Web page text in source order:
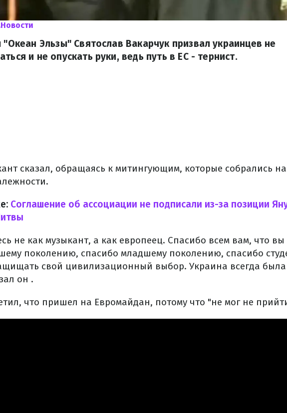
Эльзы" Святослав Вакарчук призвал украинцев не
и не опускать руки, ведь путь в ЕС - тернист.
сказал, обращаясь к митингующим, которые собрались на
Соглашение об ассоциации не подписали из-за позиции
не как музыкант, а как европеец. Спасибо всем вам, что вы
поколению, спасибо младшему поколению, спасибо
свой цивилизационный выбор. Украина всегда была
он .
что пришел на Евромайдан, потому что "не мог не